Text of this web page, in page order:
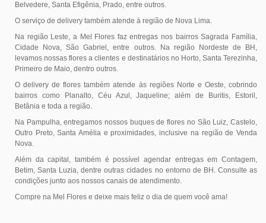
Belvedere, Santa Efigênia, Prado, entre outros.
O serviço de delivery também atende à região de Nova Lima.
Na região Leste, a Mel Flores faz entregas nos bairros Sagrada Família,
Cidade Nova, São Gabriel, entre outros. Na região Nordeste de BH,
levamos nossas flores a clientes e destinatários no Horto, Santa Terezinha,
Primeiro de Maio, dentro outros.
O delivery de flores também atende às regiões Norte e Oeste, cobrindo
bairros como Planalto, Céu Azul, Jaqueline; além de Buritis, Estoril,
Betânia e toda a região.
Na Pampulha, entregamos nossos buques de flores no São Luiz, Castelo,
Outro Preto, Santa Amélia e proximidades, inclusive na região de Venda
Nova.
Além da capital, também é possível agendar entregas em Contagem,
Betim, Santa Luzia, dentre outras cidades no entorno de BH. Consulte as
condições junto aos nossos canais de atendimento.
Compre na Mel Flores e deixe mais feliz o dia de quem você ama!